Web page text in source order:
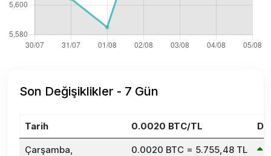
Son Değişiklikler - 7 Gün
Tarih 0.0020 BTC/TL
Çarşamba,
0.0020 BTC = 5.755,48 TL